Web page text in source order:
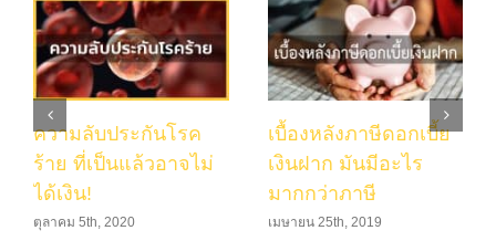
ความลับประกันโรค
ร้าย ที่เป็นแล้วอาจไม่
ได้เงิน!
ตุลาคม 5th, 2020
เบื้องหลังภาษีดอกเบี้ย
เงินฝาก มันมีอะไร
มากกว่าภาษี
เมษายน 25th, 2019